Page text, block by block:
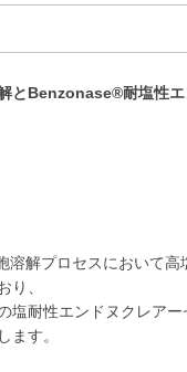
とBenzonase®耐塩性
溶解プロセスにおいて
り、
塩耐性エンドヌクレア
ます。